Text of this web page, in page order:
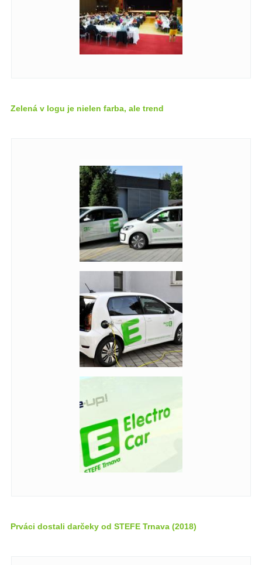
Zelená v logu je nielen farba, ale trend
Prváci dostali darčeky od STEFE Trnava (2018)